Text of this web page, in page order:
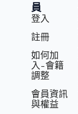
員
登入
註冊
如何加
入-會籍
調整
會員資訊
與權益